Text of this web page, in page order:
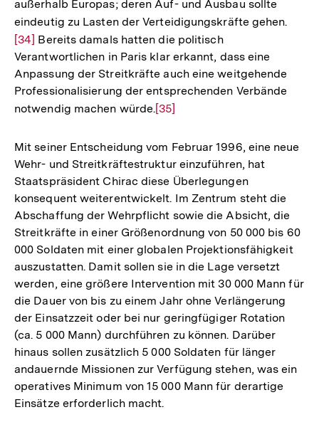
außerhalb Europas; deren Auf- und Ausbau sollte
eindeutig zu Lasten der Verteidigungskräfte gehen.
[34] Bereits damals hatten die politisch
Verantwortlichen in Paris klar erkannt, dass eine
Anpassung der Streitkräfte auch eine weitgehende
Professionalisierung der entsprechenden Verbände
notwendig machen würde.Zur
der
Fußnote
[35]
Mit seiner Entscheidung vom Februar 1996, eine neue
Wehr- und Streitkräftestruktur einzuführen, hat
Staatspräsident Chirac diese Überlegungen
konsequent weiterentwickelt. Im Zentrum steht die
Abschaffung der Wehrpflicht sowie die Absicht, die
Streitkräfte in einer Größenordnung von 50 000 bis 60
000 Soldaten mit einer globalen Projektionsfähigkeit
auszustatten. Damit sollen sie in die Lage versetzt
werden, eine größere Intervention mit 30 000 Mann für
die Dauer von bis zu einem Jahr ohne Verlängerung
der Einsatzzeit oder bei nur geringfügiger Rotation
(ca. 5 000 Mann) durchführen zu können. Darüber
hinaus sollen zusätzlich 5 000 Soldaten für länger
andauernde Missionen zur Verfügung stehen, was ein
operatives Minimum von 15 000 Mann für derartige
Einsätze erforderlich macht.